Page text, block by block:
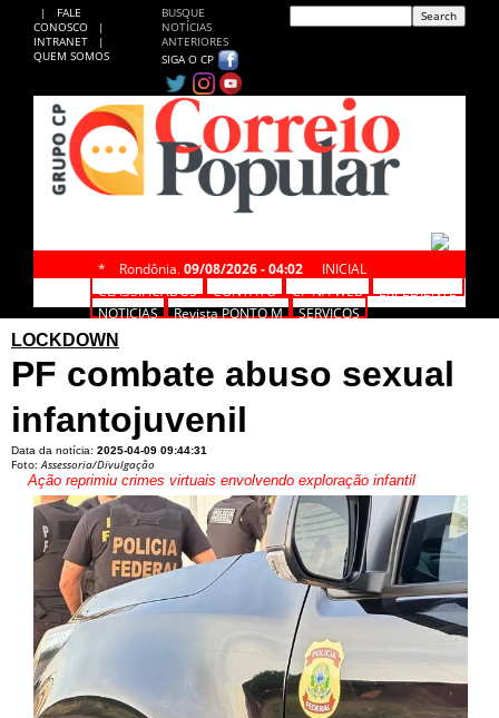
|
FALE
CONOSCO
|
INTRANET
|
QUEM SOMOS
BUSQUE
NOTÍCIAS
ANTERIORES
SIGA O CP
* Rondônia, 09/08/2026 - 04:02
INICIAL
CLASSIFICADOS
CONTATO CP NA WEB
EXPEDIENTE
NOTÍCIAS
Revista PONTO M
SERVIÇOS
LOCKDOWN
PF combate abuso sexual
infantojuvenil
Data da notícia: 2025-04-09 09:44:31
Foto:Assessoria/Divulgação
Ação reprimiu crimes virtuais envolvendo exploração infantil